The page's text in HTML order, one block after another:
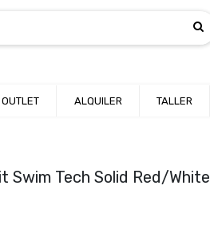
OUTLET ALQUILER TALLER
Swim Tech Solid Red/White